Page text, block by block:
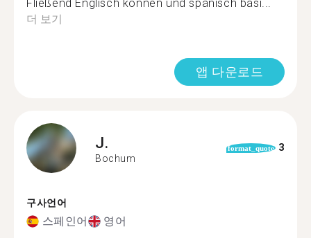
Fließend Englisch können und spanisch basi...
더 보기
앱 다운로드
J.
Bochum
format_quote 3
구사언어
스페인어 영어